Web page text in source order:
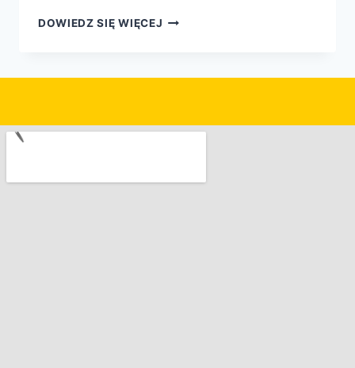
DOWIEDZ SIĘ WIĘCEJ